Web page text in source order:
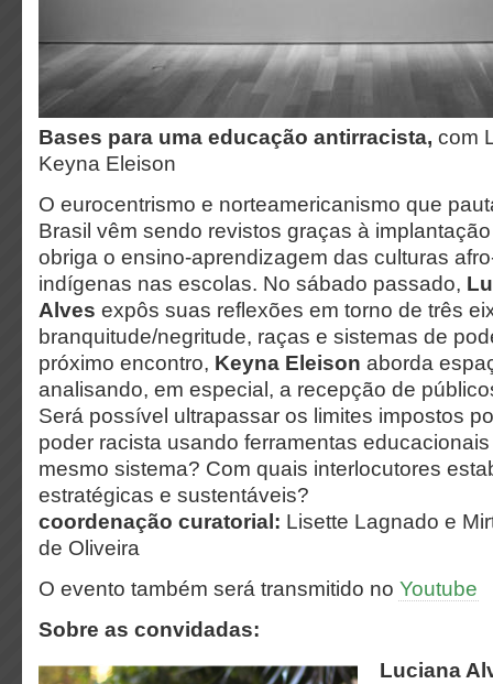
Bases para uma educação antirracista, com
Keyna Eleison
O eurocentrismo e norteamericanismo que
Brasil vêm sendo revistos graças à
obriga o ensino-aprendizagem das culturas
indígenas nas escolas. No sábado passado,
Alves expôs suas reflexões em torno de três
branquitude/negritude, raças e sistemas de
próximo encontro, Keyna Eleison aborda
analisando, em especial, a recepção de
Será possível ultrapassar os limites impostos
poder racista usando ferramentas
mesmo sistema? Com quais interlocutores
estratégicas e sustentáveis?
coordenação curatorial: Lisette Lagnado e
de Oliveira
O evento também será transmitido no Youtube
Sobre as convidadas:
Luciana